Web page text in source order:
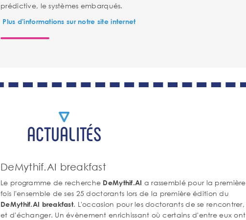
prédictive, le systèmes embarqués.
Plus d'informations sur notre site internet
ACTUALITÉS
DeMythif.AI breakfast
Le programme de recherche DeMythif.AI a rassemblé pour la première
fois l'ensemble de ses 25 doctorants lors de la première édition du
DeMythif.AI breakfast. L'occasion pour les doctorants de se rencontrer,
et d'échanger. Un évènement enrichissant où certains d'entre eux ont